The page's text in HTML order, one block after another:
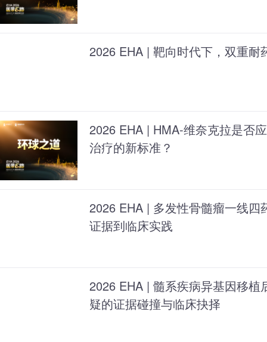
2026 EHA | 靶向时代下，双重耐
2026 EHA | HMA-维奈克拉是否
治疗的新标准？
2026 EHA | 多发性骨髓瘤一线四
证据到临床实践
2026 EHA | 髓系疾病异基因移
疑的证据碰撞与临床抉择